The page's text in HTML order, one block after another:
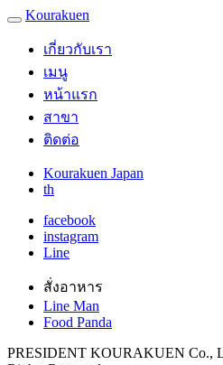
Kourakuen
เกี่ยวกับเรา
เมนู
หน้าแรก
สาขา
ติดต่อ
Kourakuen Japan
th
facebook
instagram
Line
สั่งอาหาร
Line Man
Food Panda
PRESIDENT KOURAKUEN Co.,